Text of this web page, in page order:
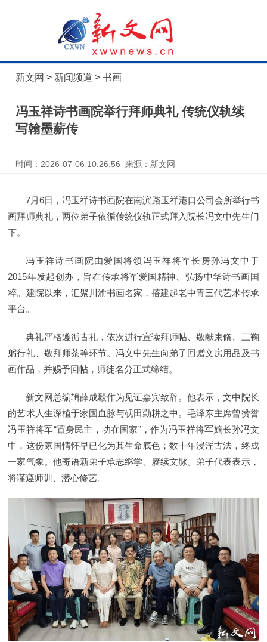
新文网 > 新闻频道 >书画
冯玉祥诗书画院举行拜师典礼 传统仪轨续
写翰墨薪传
时间：2026-07-06 10:26:56 来源：新文网
7月6日，冯玉祥诗书画院在南滨路玉祥港口公司会所举行书
画拜师典礼，两位弟子依循传统仪轨正式拜入院长冯文中先生门
下。
冯玉祥诗书画院由爱国将领冯玉祥将军长房孙冯文中于
2015年发起创办，旨在传承将军爱国精神、弘扬中华诗书画国
粹。建院以来，汇聚川渝书画名家，搭建起老中青三代艺术传承
平台。
典礼严格遵循古礼，依次进行宣读拜师帖、敬献束脩、三鞠
躬行礼、敬拜师茶等环节。冯文中先生向弟子回赠文房用品及书
画作品，并赐予回帖，师徒名分正式缔结。
新文网总编辑薛成毅作为见证嘉宾致辞。他表示，文中院长
的艺术人生深植于家国血脉与砚田勤耕之中。毛泽东主席曾赞誉
冯玉祥将军“置身民主，功在国家”，作为冯玉祥将军嫡长孙冯文
中，这份家国情怀早已化为其生命底色；数十年浸淫古法，终成
一家气象。他寄语新弟子承志继学、赓续文脉。弟子代表表示，
将谨遵师训、潜心修艺。